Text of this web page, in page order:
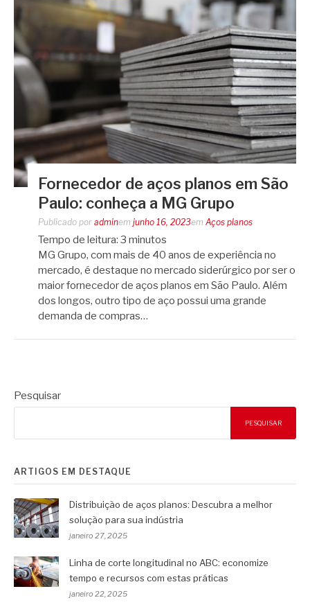
Fornecedor de aços planos em São
Paulo: conheça a MG Grupo
Publicado por adminem junho 16, 2023em Aços planos
Tempo de leitura: 3 minutos
MG Grupo, com mais de 40 anos de experiência no
mercado, é destaque no mercado siderúrgico por ser o
maior fornecedor de aços planos em São Paulo. Além
dos longos, outro tipo de aço possui uma grande
demanda de compras…
Pesquisar
PESQUISAR
ARTIGOS EM DESTAQUE
Distribuição de aços planos: Descubra a melhor
solução para sua indústria
janeiro 27, 2025
Linha de corte longitudinal no ABC: economize
tempo e recursos com estas práticas
janeiro 22, 2025